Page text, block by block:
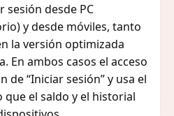
sesión desde PC
y desde móviles, tanto
la versión optimizada
En ambos casos el acceso
de “Iniciar sesión” y usa el
el saldo y el historial